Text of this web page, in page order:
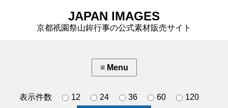
JAPAN IMAGES
京都祇園祭山鉾行事の公式素材販売サイト
表示件数 12 24 36 60 120